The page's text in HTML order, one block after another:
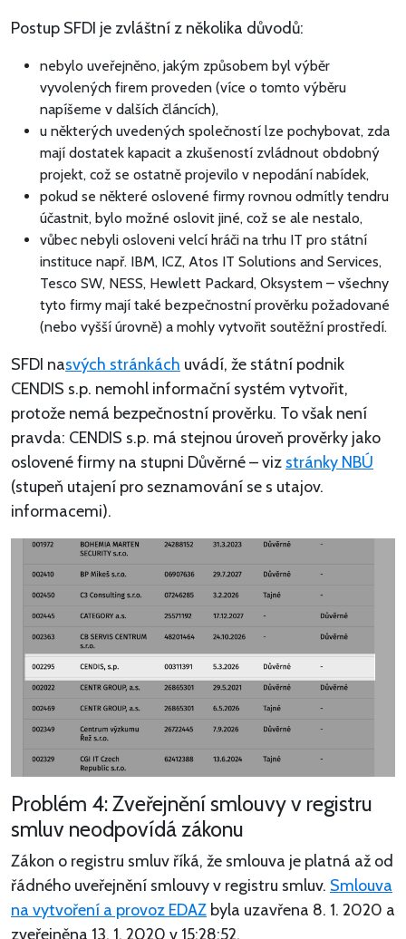
Postup SFDI je zvláštní z několika důvodů:
nebylo uveřejněno, jakým způsobem byl výběr
vyvolených firem proveden (více o tomto výběru
napíšeme v dalších článcích),
u některých uvedených společností lze pochybovat, zda
mají dostatek kapacit a zkušeností zvládnout obdobný
projekt, což se ostatně projevilo v nepodání nabídek,
pokud se některé oslovené firmy rovnou odmítly tendru
účastnit, bylo možné oslovit jiné, což se ale nestalo,
vůbec nebyli osloveni velcí hráči na trhu IT pro státní
instituce např. IBM, ICZ, Atos IT Solutions and Services,
Tesco SW, NESS, Hewlett Packard, Oksystem – všechny
tyto firmy mají také bezpečnostní prověrku požadované
(nebo vyšší úrovně) a mohly vytvořit soutěžní prostředí.
SFDI nasvých stránkách uvádí, že státní podnik
CENDIS s.p. nemohl informační systém vytvořit,
protože nemá bezpečnostní prověrku. To však není
pravda: CENDIS s.p. má stejnou úroveň prověrky jako
oslovené firmy na stupni Důvěrné – viz stránky NBÚ
(stupeň utajení pro seznamování se s utajov.
informacemi).
Problém 4: Zveřejnění smlouvy v registru
smluv neodpovídá zákonu
Zákon o registru smluv říká, že smlouva je platná až od
řádného uveřejnění smlouvy v registru smluv. Smlouva
na vytvoření a provoz EDAZ byla uzavřena 8. 1. 2020 a
zveřejněna 13. 1. 2020 v 15:28:52.